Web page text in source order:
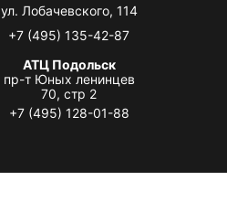
ул. Лобачевского, 114
+7 (495) 135-42-87
АТЦ Подольск
пр-т Юных ленинцев
70, стр 2
+7 (495) 128-01-88